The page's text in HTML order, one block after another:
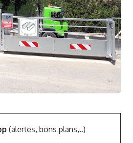
(alertes, bons plans,..)